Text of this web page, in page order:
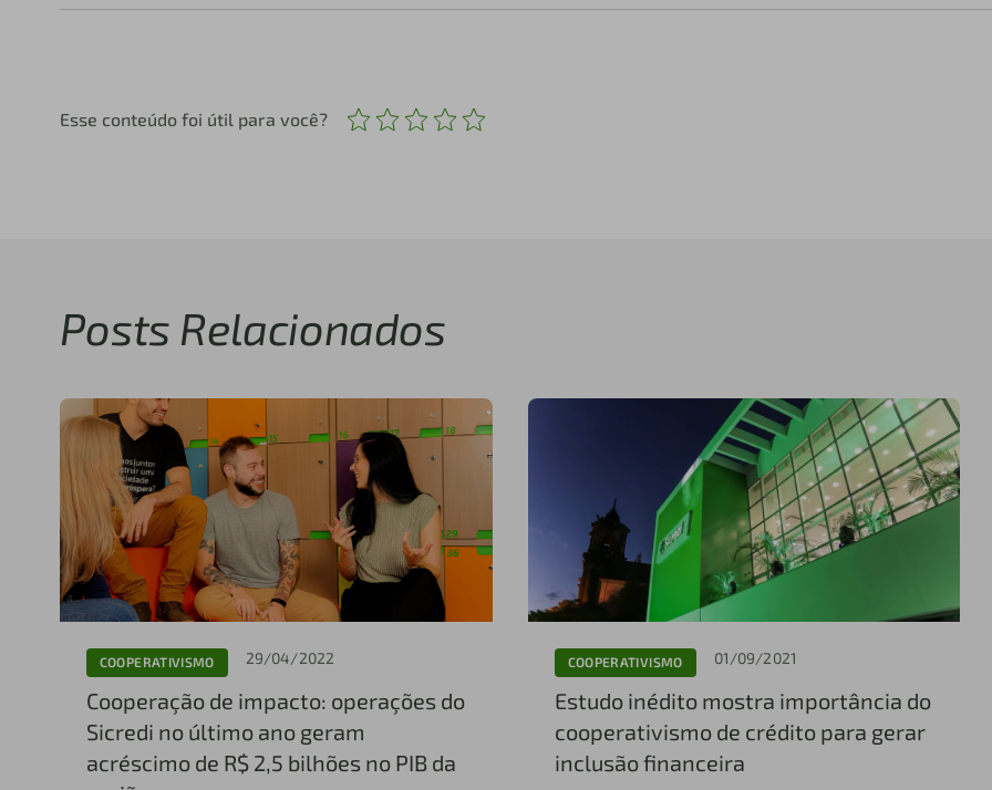
Esse conteúdo foi útil para você?
Posts Relacionados
COOPERATIVISMO 29/04/2022
Cooperação de impacto: operações do
Sicredi no último ano geram
acréscimo de R$ 2,5 bilhões no PIB da
COOPERATIVISMO 01/09/2021
Estudo inédito mostra importância do
cooperativismo de crédito para gerar
inclusão financeira